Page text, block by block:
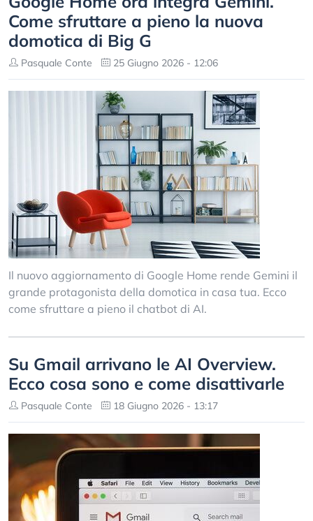
Come sfruttare a pieno la nuova
domotica di Big G
Pasquale Conte 25 Giugno 2026 - 12:06
Il nuovo aggiornamento di Google Home rende Gemini il
grande protagonista della domotica in casa tua. Ecco
come sfruttare a pieno il chatbot di AI.
Su Gmail arrivano le AI Overview.
Ecco cosa sono e come disattivarle
Pasquale Conte 18 Giugno 2026 - 13:17